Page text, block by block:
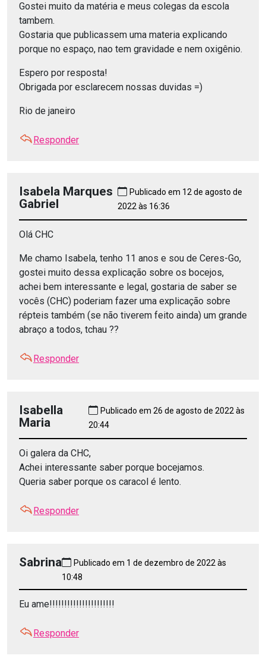
Gostei muito da matéria e meus colegas da escola
tambem.
Gostaria que publicassem uma materia explicando
porque no espaço, nao tem gravidade e nem oxigênio.
Espero por resposta!
Obrigada por esclarecem nossas duvidas =)
Rio de janeiro
Responder
Isabela Marques
Gabriel
Publicado em 12 de agosto de
2022 às 16:36
Olá CHC
Me chamo Isabela, tenho 11 anos e sou de Ceres-Go,
gostei muito dessa explicação sobre os bocejos,
achei bem interessante e legal, gostaria de saber se
vocês (CHC) poderiam fazer uma explicação sobre
répteis também (se não tiverem feito ainda) um grande
abraço a todos, tchau ??
Responder
Isabella
Maria
Publicado em 26 de agosto de 2022 às
20:44
Oi galera da CHC,
Achei interessante saber porque bocejamos.
Queria saber porque os caracol é lento.
Responder
Sabrina
Publicado em 1 de dezembro de 2022 às
10:48
Eu ame!!!!!!!!!!!!!!!!!!!!!!
Responder